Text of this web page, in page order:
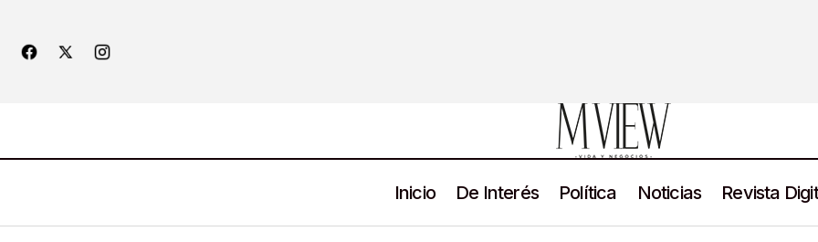
Inicio De Interés Política Noticias Revista